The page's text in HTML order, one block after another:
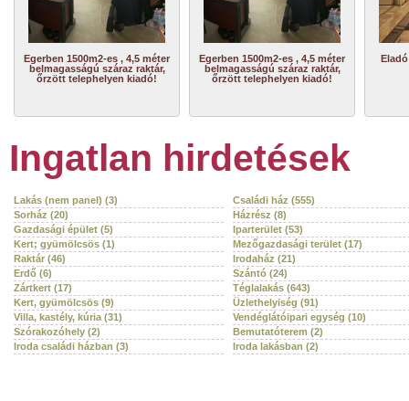
Egerben 1500m2-es , 4,5 méter
belmagasságú száraz raktár,
őrzött telephelyen kiadó!
Egerben 1500m2-es , 4,5 méter
belmagasságú száraz raktár,
őrzött telephelyen kiadó!
Ingatlan hirdetések
Lakás (nem panel) (3)
Családi ház (555)
Sorház (20)
Házrész (8)
Gazdasági épület (5)
Iparterület (53)
Kert; gyümölcsös (1)
Mezőgazdasági terület (17)
Raktár (46)
Irodaház (21)
Erdő (6)
Szántó (24)
Zártkert (17)
Téglalakás (643)
Kert, gyümölcsös (9)
Üzlethelyiség (91)
Villa, kastély, kúria (31)
Vendéglátóipari egység (10)
Szórakozóhely (2)
Bemutatóterem (2)
Iroda családi házban (3)
Iroda lakásban (2)